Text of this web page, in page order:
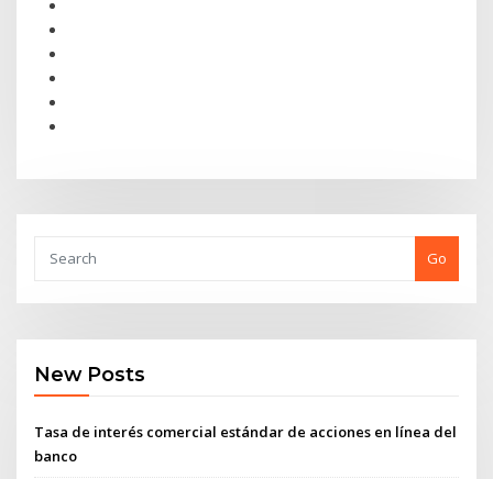
Go
New Posts
Tasa de interés comercial estándar de acciones en línea del
banco